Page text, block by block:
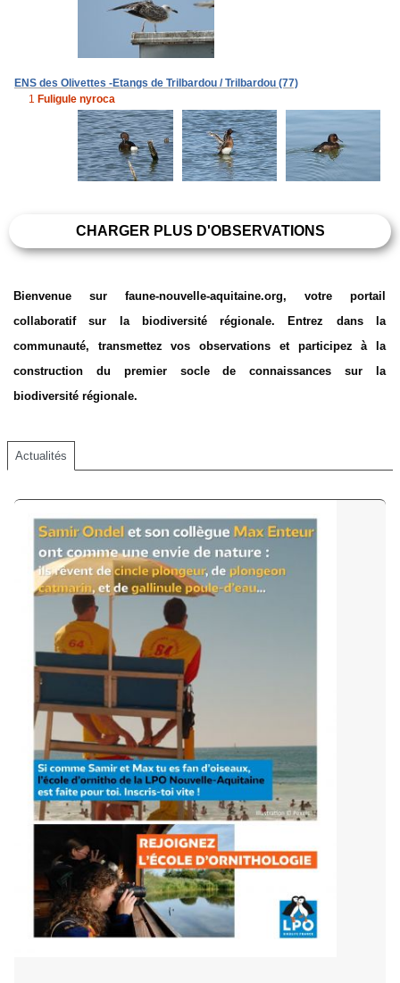
ENS des Olivettes -Etangs de Trilbardou / Trilbardou (77)
1 Fuligule nyroca
CHARGER PLUS D'OBSERVATIONS
Bienvenue sur faune-nouvelle-aquitaine.org, votre portail
collaboratif sur la biodiversité régionale. Entrez dans la
communauté, transmettez vos observations et participez à la
construction du premier socle de connaissances sur la
biodiversité régionale.
Actualités